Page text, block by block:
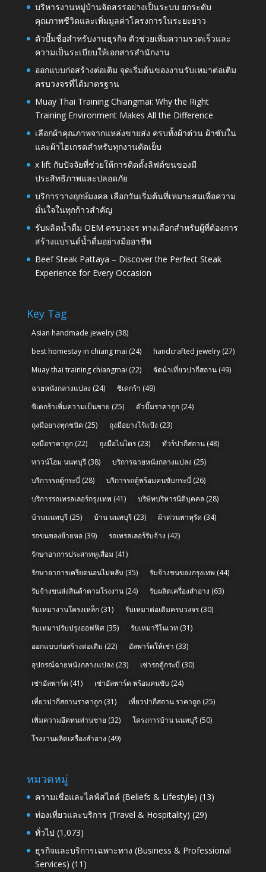
บริหารงานหมู่บ้านจัดสรรอย่างเป็นระบบ ยกระดับ
คุณภาพชีวิตและเพิ่มมูลค่าโครงการในระยะยาว
ตัวปั๊มชื่อสำหรับงานธุรกิจ ตัวช่วยเพิ่มความรวดเร็วและ
ความเป็นระเบียบให้เอกสารสำนักงาน
ออกแบบก่อสร้างต่อเติม จุดเริ่มต้นของงานรับเหมาต่อเติม
ครบวงจรที่ได้มาตรฐาน
Muay Thai Training Chiangmai: Why the Right
Training Environment Makes All the Difference
เลือกผ้าคุณภาพจากแหล่งขายส่ง ครบทั้งผ้าต่วน ผ้าซับใน
และผ้าไฮเกรดสำหรับทุกงานตัดเย็บ
x lift กับปัจจัยที่ช่วยให้การติดตั้งลิฟต์ขนของมี
ประสิทธิภาพและปลอดภัย
บริการวางฤกษ์มงคล เลือกวันเริ่มต้นที่เหมาะสมเพื่อความ
มั่นใจในทุกก้าวสำคัญ
รับผลิตน้ำดื่ม OEM ครบวงจร ทางเลือกสำหรับผู้ที่ต้องการ
สร้างแบรนด์น้ำดื่มอย่างมืออาชีพ
Beef Steak Pattaya – Discover the Perfect Steak
Experience for Every Occasion
Key Tag
Asian handmade jewelry(38)
best homestay in chiang mai (24) handcrafted jewelry(27)
Muay thai training chiangmai (22) จัดนำเที่ยวปากีสถาน(49)
ฉายหนังกลางแปลง (24) ซิเดกร้า (49)
ซิเดกร้าเพิ่มความเป็นชาย (25) ตัวปั๊มราคาถูก(24)
ถุงมือยางทุกชนิด (25) ถุงมือยางไร้แป้ง (23)
ถุงมือราคาถูก(22) ถุงมือไนไตร(23) ทัวร์ปากีสถาน(48)
ทาวน์โฮม นนทบุรี(38) บริการฉายหนังกลางแปลง (25)
บริการรถตู้กระบี่ (28) บริการรถตู้พร้อมคนขับกระบี่ (26)
บริการรถเทรลเลอร์กรุงเทพ (41) บริษัทบริหารนิติบุคคล(28)
บ้านนนทบุรี(25) บ้าน นนทบุรี(23) ผ้าต่วนพาหุรัด (34)
รถขนของย้ายหอ(39) รถเทรลเลอร์รับจ้าง (42)
รักษาอาการประสาทหูเสื่อม (41)
รักษาอาการเครียดนอนไม่หลับ (35) รับจ้างขนของกรุงเทพ (44)
รับจ้างขนส่งสินค้าตามโรงงาน(24) รับผลิตเครื่องสำอาง (63)
รับเหมางานโครงเหล็ก(31) รับเหมาต่อเติมครบวงจร(30)
รับเหมาปรับปรุงออฟฟิศ(35) รับเหมารีโนเวท (31)
ออกแบบก่อสร้างต่อเติม (22) อัลพาร์ดให้เช่า (33)
อุปกรณ์ฉายหนังกลางแปลง (23) เช่ารถตู้กระบี่ (30)
เช่าอัลพาร์ด (41) เช่าอัลพาร์ด พร้อมคนขับ (24)
เที่ยวปากีสถานราคาถูก(31) เที่ยวปากีสถาน ราคาถูก(25)
เพิ่มความอึดทนท่านชาย (32) โครงการบ้าน นนทบุรี(50)
โรงงานผลิตเครื่องสำอาง (49)
หมวดหมู่
ความเชื่อและไลฟ์สไตล์ (Beliefs & Lifestyle) (13)
ท่องเที่ยวและบริการ (Travel & Hospitality) (29)
ทั่วไป (1,073)
ธุรกิจและบริการเฉพาะทาง (Business & Professional
Services) (11)